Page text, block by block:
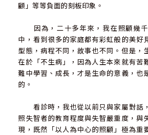
顧」等等負面的刻板印象。
因為，二十多年來，我在照顧幾千
中，看到很多的家庭都有彩虹般的美好
型態，病程不同，故事也不同。但是，
在於「不生病」，因為人生本來就有苦
難中學習、成長，才是生命的意義，也
的。
看診時，我也從以前只與家屬對話
照失智者的教育程度與失智嚴重度，與
現，既然「以人為中心的照顧」極為重